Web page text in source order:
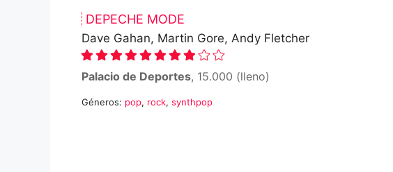
DEPECHE MODE
Dave Gahan, Martin Gore, Andy Fletcher
Palacio de Deportes, 15.000 (lleno)
Géneros: pop, rock, synthpop